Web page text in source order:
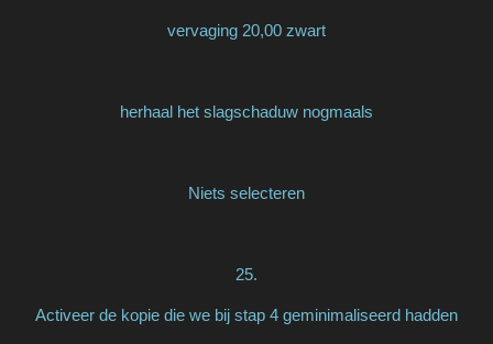
vervaging 20,00 zwart
herhaal het slagschaduw nogmaals
Niets selecteren
25.
Activeer de kopie die we bij stap 4 geminimaliseerd hadden